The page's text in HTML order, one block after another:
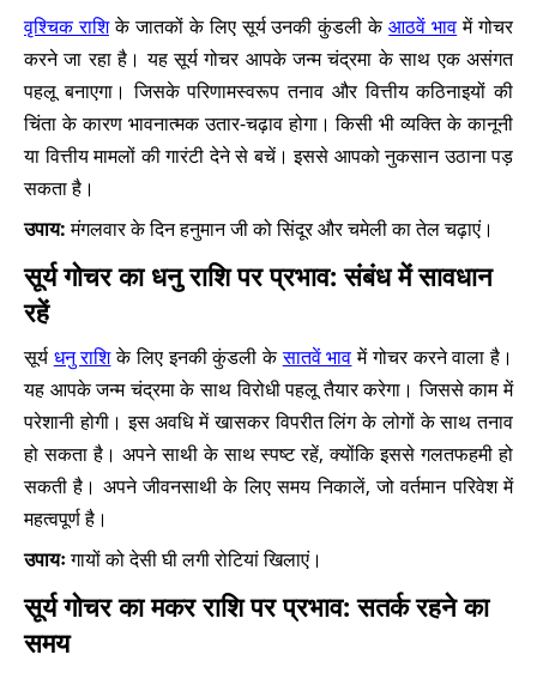
वृश्चिक राशिके जातकों के लिए सूर्य उनकी कुंडली केआठवें भावमें गोचर
करने जा रहा है। यह सूर्य गोचर आपके जन्म चंद्रमा के साथ एक असंगत
पहलू बनाएगा। जिसके परिणामस्वरूप तनाव और वित्तीय कठिनाइयों की
चिंता के कारण भावनात्मक उतार-चढ़ाव होगा। किसी भी व्यक्ति के कानूनी
या वित्तीय मामलों की गारंटी देने से बचें। इससे आपको नुकसान उठाना पड़
सकता है।
उपाय:मंगलवार के दिन हनुमान जी को सिंदूर और चमेली का तेल चढ़ाएं।
सूर्य गोचर का धनु राशि पर प्रभाव: संबंध में सावधान
रहें
सूर्य धनु राशिके लिए इनकी कुंडली केसातवें भावमें गोचर करने वाला है।
यह आपके जन्म चंद्रमा के साथ विरोधी पहलू तैयार करेगा। जिससे काम में
परेशानी होगी। इस अवधि में खासकर विपरीत लिंग के लोगों के साथ तनाव
हो सकता है। अपने साथी के साथ स्पष्ट रहें, क्योंकि इससे गलतफहमी हो
सकती है। अपने जीवनसाथी के लिए समय निकालें, जो वर्तमान परिवेश में
महत्वपूर्ण है।
उपायःगायों को देसी घी लगी रोटियां खिलाएं।
सूर्य गोचर का मकर राशि पर प्रभाव: सतर्क रहने का
समय